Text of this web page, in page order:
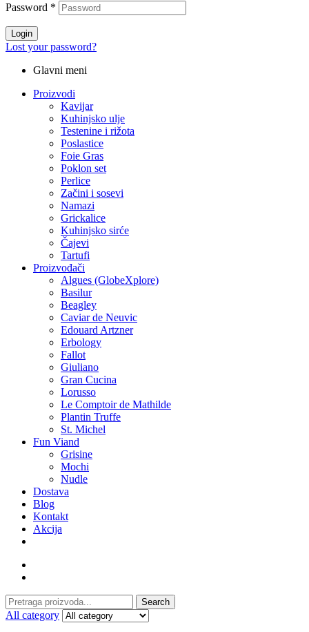
Password *
Login
Lost your password?
Glavni meni
Proizvodi
Kavijar
Kuhinjsko ulje
Testenine i rižota
Poslastice
Foie Gras
Poklon set
Perlice
Začini i sosevi
Namazi
Grickalice
Kuhinjsko sirće
Čajevi
Tartufi
Proizvođači
Algues (GlobeXplore)
Basilur
Beagley
Caviar de Neuvic
Edouard Artzner
Erbology
Fallot
Giuliano
Gran Cucina
Lorusso
Le Comptoir de Mathilde
Plantin Truffe
St. Michel
Fun Viand
Grisine
Mochi
Nudle
Dostava
Blog
Kontakt
Akcija
Search
for:
Search
All category